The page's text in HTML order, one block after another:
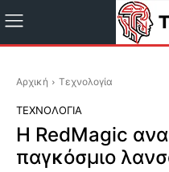
Αρχική Τεχνολογία
ΤΕΧΝΟΛΟΓΊΑ
Η RedMagic
παγκόσμιο